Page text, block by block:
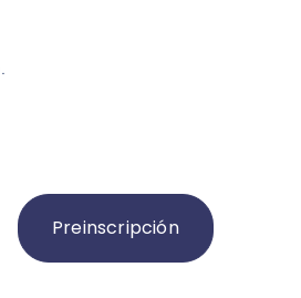
Preinscripción